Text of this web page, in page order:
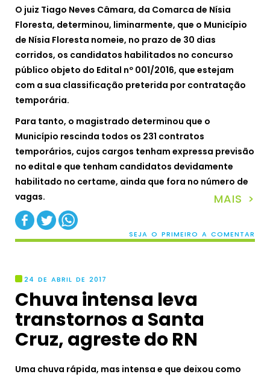
O juiz Tiago Neves Câmara, da Comarca de Nísia
Floresta, determinou, liminarmente, que o Município
de Nísia Floresta nomeie, no prazo de 30 dias
corridos, os candidatos habilitados no concurso
público objeto do Edital nº 001/2016, que estejam
com a sua classificação preterida por contratação
temporária.
Para tanto, o magistrado determinou que o
Município rescinda todos os 231 contratos
temporários, cujos cargos tenham expressa previsão
no edital e que tenham candidatos devidamente
habilitado no certame, ainda que fora no número de
vagas.
MAIS >
SEJA O PRIMEIRO A COMENTAR
24 DE ABRIL DE 2017
Chuva intensa leva
transtornos a Santa
Cruz, agreste do RN
Uma chuva rápida, mas intensa e que deixou como